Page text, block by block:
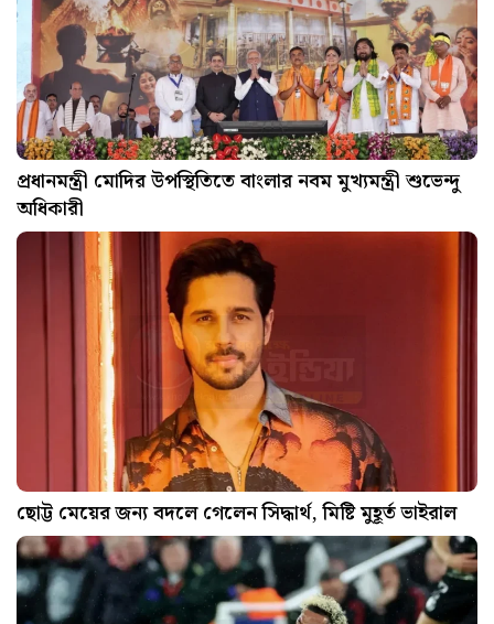
প্রধানমন্ত্রী মোদির উপস্থিতিতে বাংলার নবম মুখ্যমন্ত্রী শুভেন্দু
অধিকারী
ছোট্ট মেয়ের জন্য বদলে গেলেন সিদ্ধার্থ, মিষ্টি মুহূর্ত ভাইরাল